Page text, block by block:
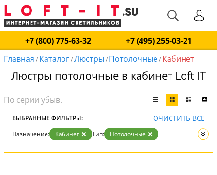
+7 (800) 775-63-32
+7 (495) 255-03-21
Главная / Каталог/Люстры / Потолочные/ Кабинет
Люстры потолочные в кабинет Loft IT
ВЫБРАННЫЕ ФИЛЬТРЫ: ОЧИСТИТЬ ВСЕ
Назначение: Кабинет Тип:
Потолочные
Вид:
Люстры